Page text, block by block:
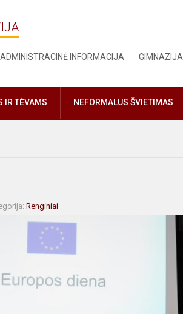
ADMINISTRACINĖ INFORMACIJA GIMNAZIJA
IR TĖVAMS NEFORMALUS ŠVIETIMAS
Renginiai